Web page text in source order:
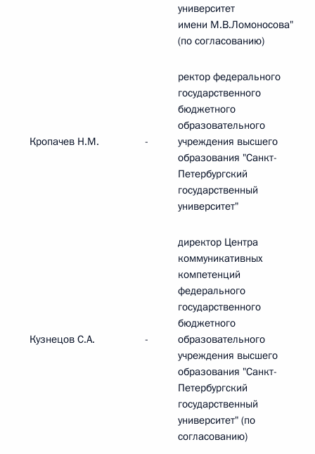
университет
имени М.В.Ломоносова"
(по согласованию)
Кропачев Н.М. -
ректор федерального
государственного
бюджетного
образовательного
учреждения высшего
образования "Санкт-
Петербургский
государственный
университет"
Кузнецов С.А. -
директор Центра
коммуникативных
компетенций
федерального
государственного
бюджетного
образовательного
учреждения высшего
образования "Санкт-
Петербургский
государственный
университет" (по
согласованию)